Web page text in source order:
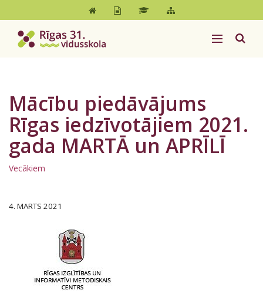
Mācību piedāvājums
Rīgas iedzīvotājiem 2021.
gada MARTĀ un APRĪLĪ
Vecākiem
4. MARTS 2021